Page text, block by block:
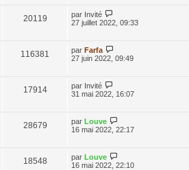
20119 par Invité
27 juillet 2022, 09:33
116381 par Farfa
27 juin 2022, 09:49
17914 par Invité
31 mai 2022, 16:07
28679 par Louve
16 mai 2022, 22:17
18548 par Louve
16 mai 2022, 22:10